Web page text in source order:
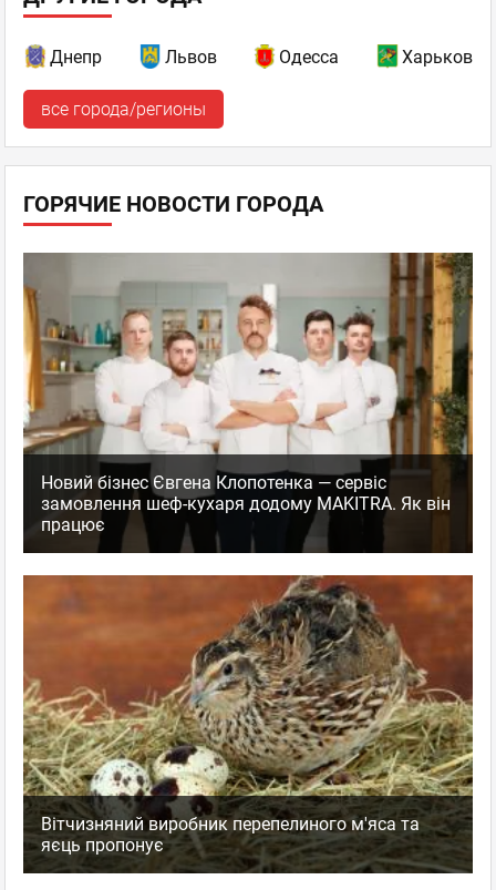
Днепр Львов Одесса Харьков
все города/регионы
ГОРЯЧИЕ НОВОСТИ ГОРОДА
Новий бізнес Євгена Клопотенка — сервіс
замовлення шеф-кухаря додому MAKITRA. Як він
працює
Вітчизняний виробник перепелиного м'яса та
яєць пропонує